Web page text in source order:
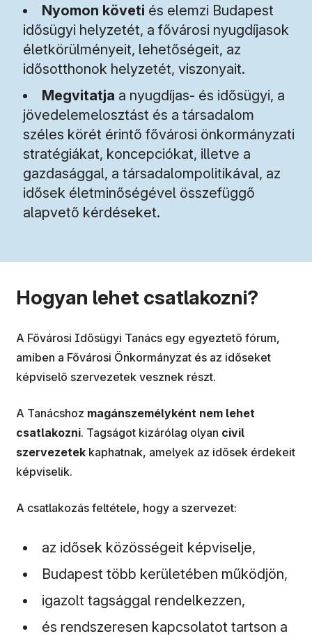
Nyomon követi és elemzi Budapest
idősügyi helyzetét, a fővárosi nyugdíjasok
életkörülményeit, lehetőségeit, az
idősotthonok helyzetét, viszonyait.
Megvitatja a nyugdíjas- és idősügyi, a
jövedelemelosztást és a társadalom
széles körét érintő fővárosi önkormányzati
stratégiákat, koncepciókat, illetve a
gazdasággal, a társadalompolitikával, az
idősek életminőségével összefüggő
alapvető kérdéseket.
Hogyan lehet csatlakozni?
A Fővárosi Idősügyi Tanács egy egyeztető fórum,
amiben a Fővárosi Önkormányzat és az időseket
képviselő szervezetek vesznek részt.
A Tanácshoz magánszemélyként nem lehet
csatlakozni. Tagságot kizárólag olyan civil
szervezetek kaphatnak, amelyek az idősek érdekeit
képviselik.
A csatlakozás feltétele, hogy a szervezet:
az idősek közösségeit képviselje,
Budapest több kerületében működjön,
igazolt tagsággal rendelkezzen,
és rendszeresen kapcsolatot tartson a